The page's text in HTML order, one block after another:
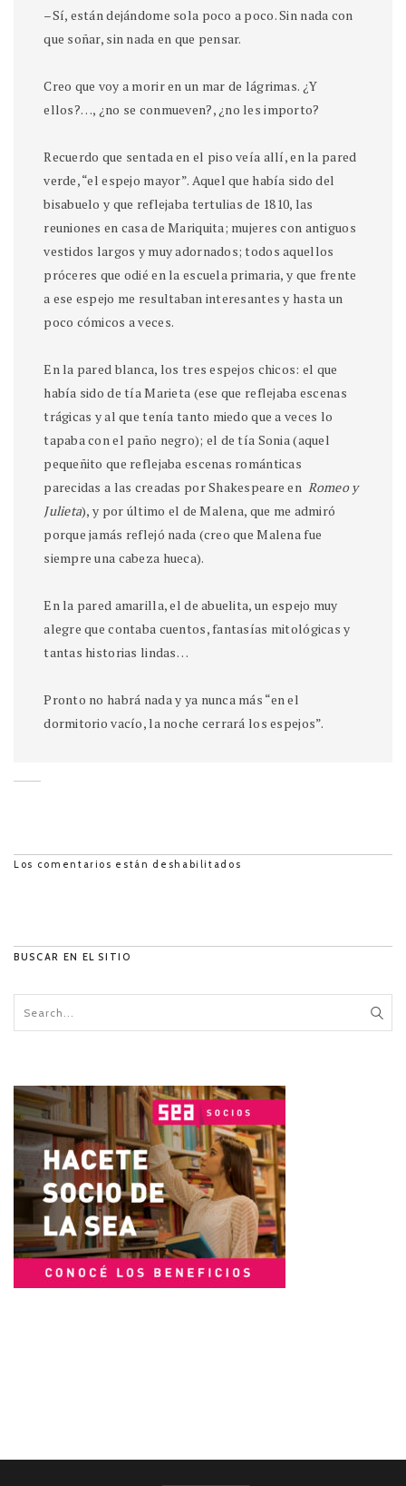
–Sí, están dejándome sola poco a poco. Sin nada con
que soñar, sin nada en que pensar.
Creo que voy a morir en un mar de lágrimas. ¿Y
ellos?…, ¿no se conmueven?, ¿no les importo?
Recuerdo que sentada en el piso veía allí, en la pared
verde, “el espejo mayor”. Aquel que había sido del
bisabuelo y que reflejaba tertulias de 1810, las
reuniones en casa de Mariquita; mujeres con antiguos
vestidos largos y muy adornados; todos aquellos
próceres que odié en la escuela primaria, y que frente
a ese espejo me resultaban interesantes y hasta un
poco cómicos a veces.
En la pared blanca, los tres espejos chicos: el que
había sido de tía Marieta (ese que reflejaba escenas
trágicas y al que tenía tanto miedo que a veces lo
tapaba con el paño negro); el de tía Sonia (aquel
pequeñito que reflejaba escenas románticas
parecidas a las creadas por Shakespeare en Romeo y
Julieta), y por último el de Malena, que me admiró
porque jamás reflejó nada (creo que Malena fue
siempre una cabeza hueca).
En la pared amarilla, el de abuelita, un espejo muy
alegre que contaba cuentos, fantasías mitológicas y
tantas historias lindas…
Pronto no habrá nada y ya nunca más “en el
dormitorio vacío, la noche cerrará los espejos”.
Los comentarios están deshabilitados
BUSCAR EN EL SITIO